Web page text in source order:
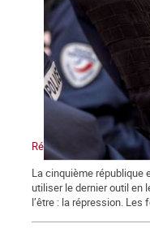
Répression, maître-mot
La cinquième république
utiliser le dernier outil en
l’être : la répression.